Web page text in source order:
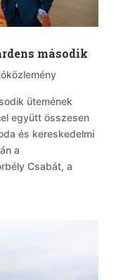
második
ütemének
együtt összesen
és kereskedelmi
a
Csabát, a